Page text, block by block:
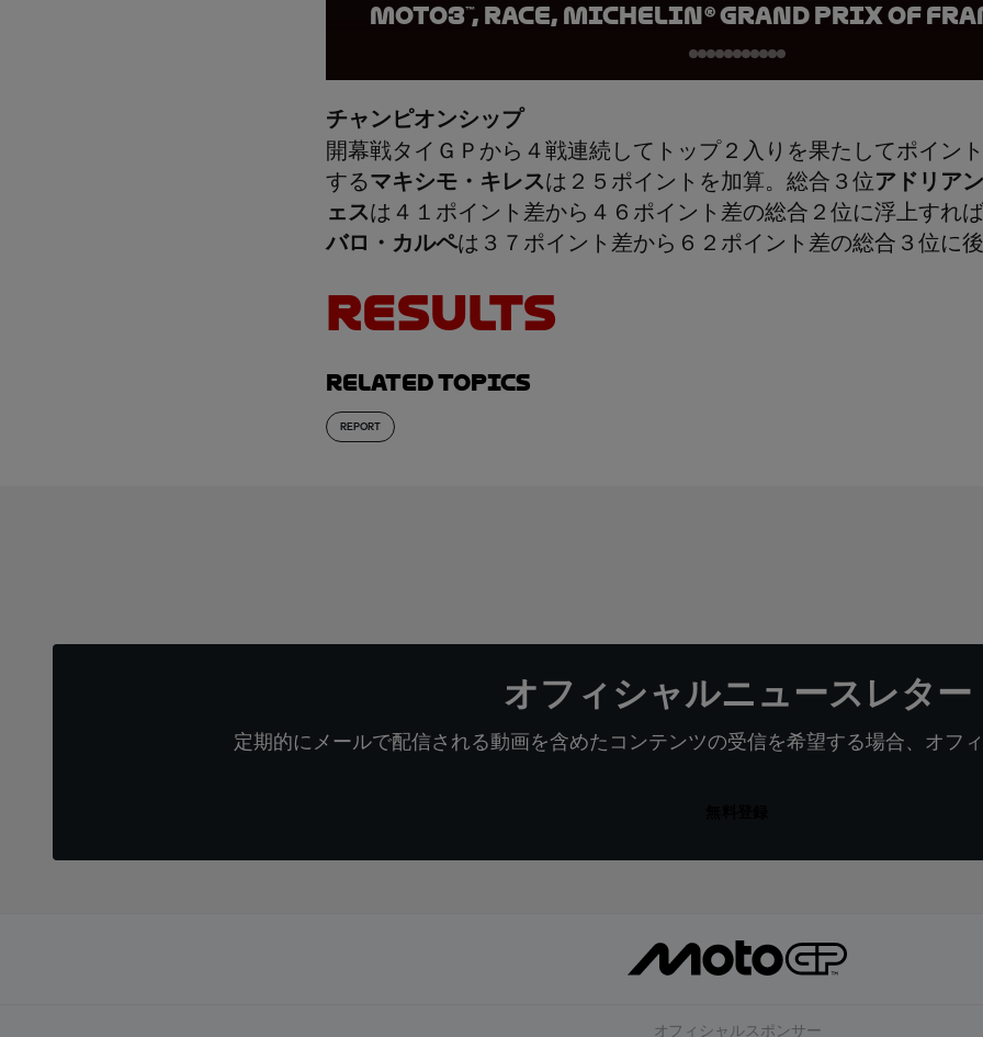
Moto3™, Race, Michelin® Grand Prix of
チャンピオンシップ
開幕戦タイＧＰから４戦連続してトップ２入りを果たしてポイン
するマキシモ・キレスは２５ポイントを加算。総合３位 アドリア
ェスは４１ポイント差から４６ポイント差の総合２位に浮上すれ
バロ・カルペは３７ポイント差から６２ポイント差の総合３位に後
RESULTS
Related topics
REPORT
オフィシャルニュースレター
定期的にメールで配信される動画を含めたコンテンツの受信を希望する場合、オフ
オフィシャルスポンサー